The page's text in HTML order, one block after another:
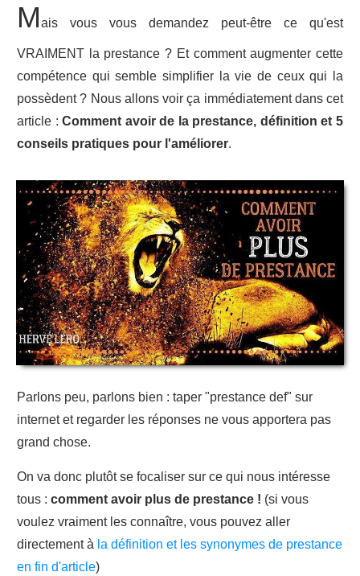
Mais vous vous demandez peut-être ce qu'est
VRAIMENT la prestance ? Et comment augmenter cette
compétence qui semble simplifier la vie de ceux qui la
possèdent ? Nous allons voir ça immédiatement dans cet
article :Comment avoir de la prestance, définition et 5
conseils pratiques pour l'améliorer.
Parlons peu, parlons bien : taper "prestance def" sur
internet et regarder les réponses ne vous apportera pas
grand chose.
On va donc plutôt se focaliser sur ce qui nous intéresse
tous : comment avoir plus de prestance ! (si vous
voulez vraiment les connaître, vous pouvez aller
directement à la définition et les synonymes de prestance
en fin d'article)